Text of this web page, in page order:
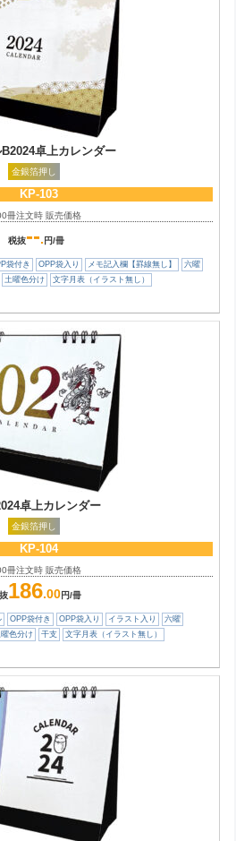
卓上カレンダー
金銀箔押し
KP-103
冊注文時 販売価格
税抜--. 円/冊
袋付き OPP袋入り メモ記入欄【罫線無し】
六曜
土曜色分け 文字月表（イラスト無し）
卓上カレンダー
金銀箔押し
KP-104
冊注文時 販売価格
186.00円/冊
OPP袋付き OPP袋入り イラスト入り
六曜
色分け 干支 文字月表（イラスト無し）